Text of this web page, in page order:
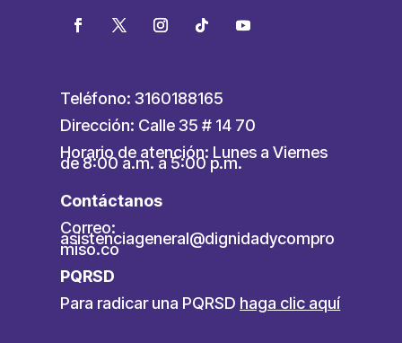
Teléfono: 3160188165
Dirección: Calle 35 # 14 70
Horario de atención: Lunes a Viernes
de 8:00 a.m. a 5:00 p.m.
Contáctanos
Correo:
asistenciageneral@dignidadycompro
miso.co
PQRSD
Para radicar una PQRSD haga clic aquí